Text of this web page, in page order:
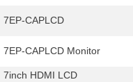
7EP-CAPLCD
7EP-CAPLCD Monitor
7inch HDMI LCD